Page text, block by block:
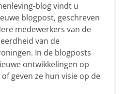
blog vindt u
blogpost, geschreven
medewerkers van de
van de
In de blogposts
ontwikkelingen op
geven ze hun visie op de